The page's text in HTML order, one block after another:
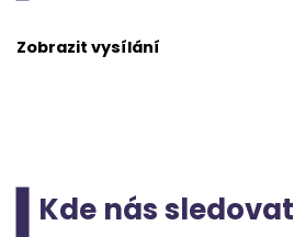
Zobrazit vysílání
Kde nás sledovat